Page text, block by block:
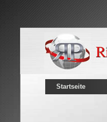
Startseite